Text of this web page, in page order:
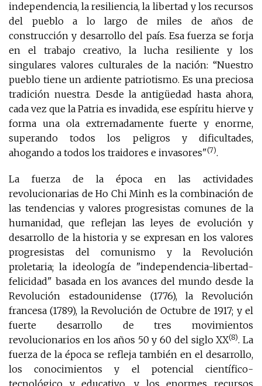
independencia, la resiliencia, la libertad y los recursos
del pueblo a lo largo de miles de años de
construcción y desarrollo del país. Esa fuerza se forja
en el trabajo creativo, la lucha resiliente y los
singulares valores culturales de la nación: “Nuestro
pueblo tiene un ardiente patriotismo. Es una preciosa
tradición nuestra. Desde la antigüedad hasta ahora,
cada vez que la Patria es invadida, ese espíritu hierve y
forma una ola extremadamente fuerte y enorme,
superando todos los peligros y dificultades,
ahogando a todos los traidores e invasores"(7).
La fuerza de la época en las actividades
revolucionarias de Ho Chi Minh es la combinación de
las tendencias y valores progresistas comunes de la
humanidad, que reflejan las leyes de evolución y
desarrollo de la historia y se expresan en los valores
progresistas del comunismo y la Revolución
proletaria; la ideología de "independencia-libertad-
felicidad" basada en los avances del mundo desde la
Revolución estadounidense (1776), la Revolución
francesa (1789), la Revolución de Octubre de 1917; y el
fuerte desarrollo de tres movimientos
revolucionarios en los años 50 y 60 del siglo XX(8). La
fuerza de la época se refleja también en el desarrollo,
los conocimientos y el potencial científico-